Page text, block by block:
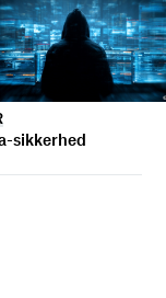
sikkerhed